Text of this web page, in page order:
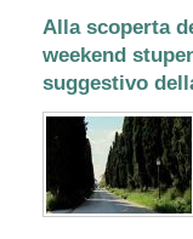
Alla scoperta
weekend
suggestivo